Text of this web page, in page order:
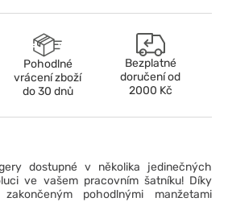
Pohodlné
vrácení zboží
do 30 dnů
Bezplatné
doručení od
2000 Kč
dostupné v několika jedinečných
ve vašem pracovním šatníku! Díky
pohodlnými manžetami